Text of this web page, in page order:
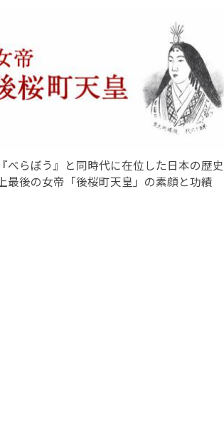
『べらぼう』と同時代に在位した日本の歴史
上最後の女帝「後桜町天皇」の素顔と功績